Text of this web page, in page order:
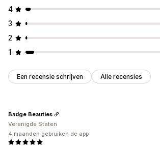
4
3
2
1
Een recensie schrijven Alle recensies
Badge Beauties
Verenigde Staten
4 maanden gebruiken de app